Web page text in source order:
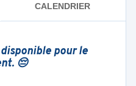
CALENDRIER
pour le
😔